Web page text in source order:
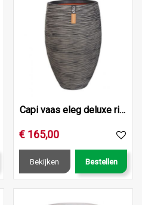
Capi vaas eleg deluxe rib nl d45h72 ant
€ 165,00
Bekijken Bestellen